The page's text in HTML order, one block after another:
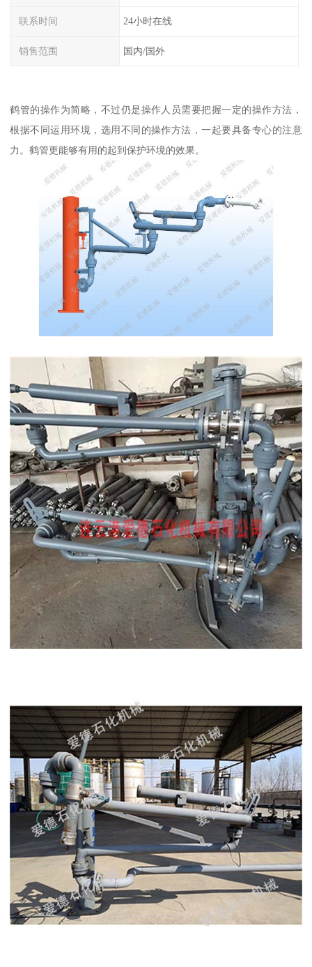
联系时间 24小时在线
销售范围 国内/国外
鹤管的操作为简略，不过仍是操作人员需要把握一定的操作方法，
根据不同运用环境，选用不同的操作方法，一起要具备专心的注意
力。鹤管更能够有用的起到保护环境的效果。